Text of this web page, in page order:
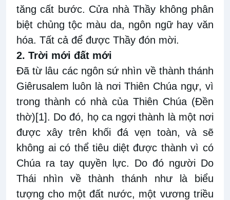
tăng cất bước. Cửa nhà Thầy không phân
biệt chủng tộc màu da, ngôn ngữ hay văn
hóa. Tất cả để được Thầy đón mời.
2. Trời mới đất mới
Đã từ lâu các ngôn sứ nhìn về thành thánh
Giêrusalem luôn là nơi Thiên Chúa ngự, vì
trong thành có nhà của Thiên Chúa (Đền
thờ)[1]. Do đó, họ ca ngợi thành là một nơi
được xây trên khối đá vẹn toàn, và sẽ
không ai có thể tiêu diệt được thành vì có
Chúa ra tay quyền lực. Do đó người Do
Thái nhìn về thành thánh như là biểu
tượng cho một đất nước, một vương triều